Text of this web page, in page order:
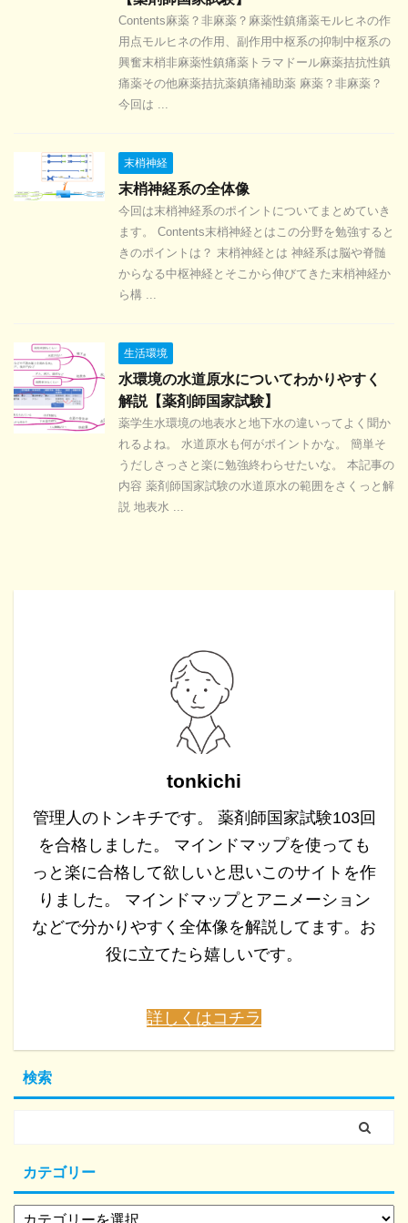
Contents麻薬？非麻薬？麻薬性鎮痛薬モルヒネの作
用点モルヒネの作用、副作用中枢系の抑制中枢系の
興奮末梢非麻薬性鎮痛薬トラマドール麻薬拮抗性鎮
痛薬その他麻薬拮抗薬鎮痛補助薬 麻薬？非麻薬？
今回は ...
末梢神経
末梢神経系の全体像
今回は末梢神経系のポイントについてまとめていき
ます。 Contents末梢神経とはこの分野を勉強すると
きのポイントは？ 末梢神経とは 神経系は脳や脊髄
からなる中枢神経とそこから伸びてきた末梢神経か
ら構 ...
生活環境
水環境の水道原水についてわかりやすく
解説【薬剤師国家試験】
薬学生水環境の地表水と地下水の違いってよく聞か
れるよね。 水道原水も何がポイントかな。 簡単そ
うだしさっさと楽に勉強終わらせたいな。 本記事の
内容 薬剤師国家試験の水道原水の範囲をさくっと解
説 地表水 ...
tonkichi
管理人のトンキチです。 薬剤師国家試験103回
を合格しました。 マインドマップを使っても
っと楽に合格して欲しいと思いこのサイトを作
りました。 マインドマップとアニメーション
などで分かりやすく全体像を解説してます。お
役に立てたら嬉しいです。
詳しくはコチラ
検索
カテゴリー